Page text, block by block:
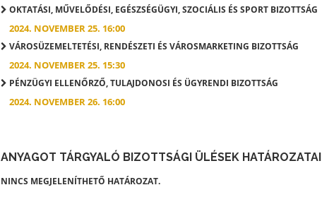
OKTATÁSI, MŰVELŐDÉSI, EGÉSZSÉGÜGYI, SZOCIÁLIS ÉS SPORT BIZOTTSÁG
2024. NOVEMBER 25. 16:00
VÁROSÜZEMELTETÉSI, RENDÉSZETI ÉS VÁROSMARKETING BIZOTTSÁG
2024. NOVEMBER 25. 15:30
PÉNZÜGYI ELLENŐRZŐ, TULAJDONOSI ÉS ÜGYRENDI BIZOTTSÁG
2024. NOVEMBER 26. 16:00
ANYAGOT TÁRGYALÓ BIZOTTSÁGI ÜLÉSEK HATÁROZATAI
NINCS MEGJELENÍTHETŐ HATÁROZAT.